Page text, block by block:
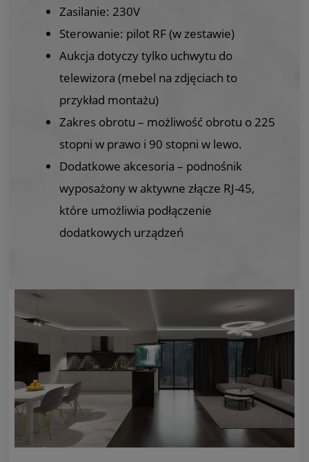
Zasilanie: 230V
Sterowanie: pilot RF (w zestawie)
Aukcja dotyczy tylko uchwytu do
telewizora (mebel na zdjęciach to
przykład montażu)
Zakres obrotu – możliwość obrotu o 225
stopni w prawo i 90 stopni w lewo.
Dodatkowe akcesoria – podnośnik
wyposażony w aktywne złącze RJ-45,
które umożliwia podłączenie
dodatkowych urządzeń